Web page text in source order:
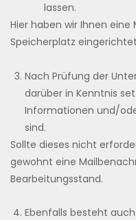
lassen.
Hier haben wir Ihnen
Speicherplatz
Nach Prüfung der
darüber in Kenntnis
Informationen und/
sind.
Sollte dieses nicht
gewohnt eine
Bearbeitungsstand.
Ebenfalls besteht